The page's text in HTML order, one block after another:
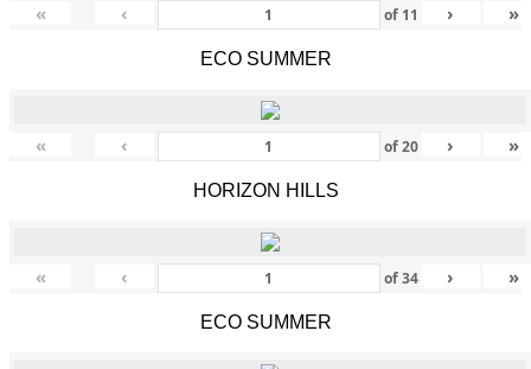
« ‹ of 11 › »
ECO SUMMER
« ‹ of20 › »
HORIZON HILLS
« ‹ of34 › »
ECO SUMMER